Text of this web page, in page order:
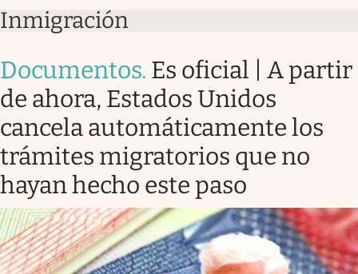
Inmigración
Documentos. Es oficial | A partir
de ahora, Estados Unidos
cancela automáticamente los
trámites migratorios que no
hayan hecho este paso